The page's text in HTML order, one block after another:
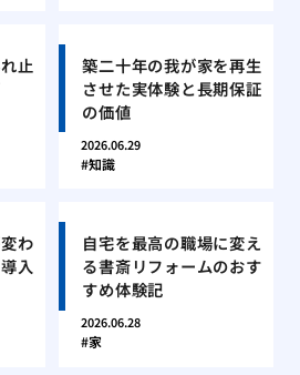
止
築二十年の我が家を再生
させた実体験と長期保証
の価値
2026.06.29
知識
わ
入
自宅を最高の職場に変え
る書斎リフォームのおす
すめ体験記
2026.06.28
家